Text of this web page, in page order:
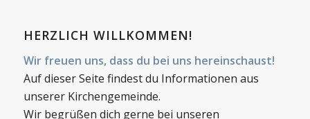
HERZLICH WILLKOMMEN!
Wir freuen uns, dass du bei uns hereinschaust!
Auf dieser Seite findest du Informationen aus
unserer Kirchengemeinde.
Wir begrüßen dich gerne bei unseren